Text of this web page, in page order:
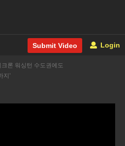
Submit Video Login
크론 워싱턴 수도권에도
지’